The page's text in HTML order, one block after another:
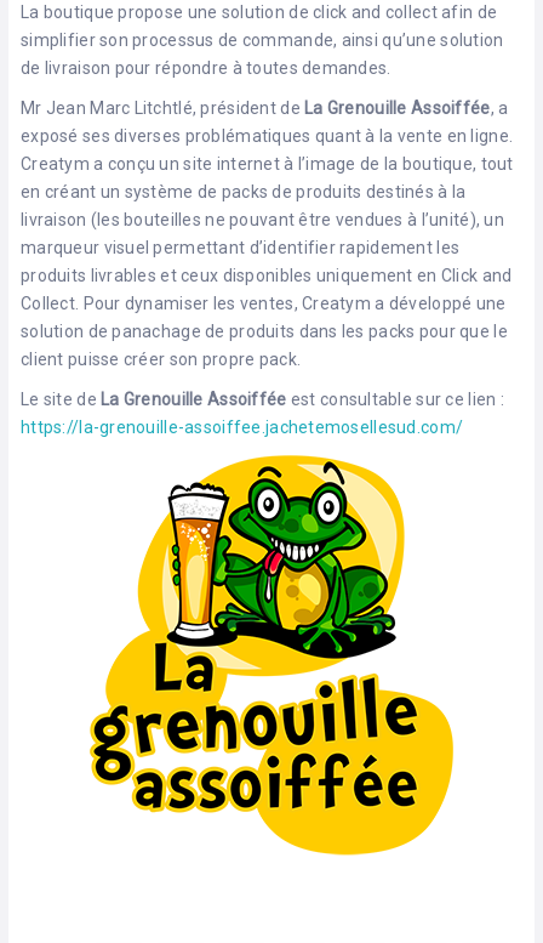
La boutique propose une solution de click and collect afin de
simplifier son processus de commande, ainsi qu’une solution
de livraison pour répondre à toutes demandes.
Mr Jean Marc Litchtlé, président de La Grenouille Assoiffée, a
exposé ses diverses problématiques quant à la vente en ligne.
Creatym a conçu un site internet à l’image de la boutique, tout
en créant un système de packs de produits destinés à la
livraison (les bouteilles ne pouvant être vendues à l’unité), un
marqueur visuel permettant d’identifier rapidement les
produits livrables et ceux disponibles uniquement en Click and
Collect. Pour dynamiser les ventes, Creatym a développé une
solution de panachage de produits dans les packs pour que le
client puisse créer son propre pack.
Le site de La Grenouille Assoiffée est consultable sur ce lien :
https://la-grenouille-assoiffee.jachetemosellesud.com/